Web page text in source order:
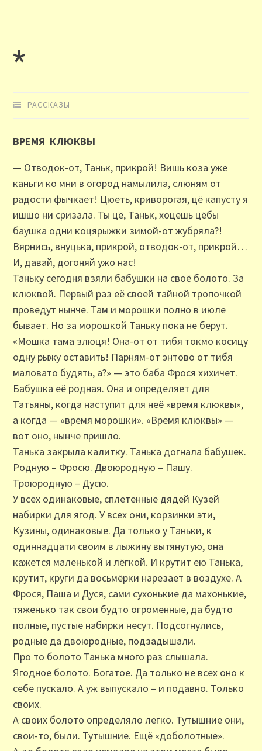
*
РАССКАЗЫ
ВРЕМЯ КЛЮКВЫ
— Отводок-от, Таньк, прикрой! Вишь коза уже
каньги ко мни в огород намылила, слюням от
радости фычкает! Цюеть, криворогая, цё капусту я
ишшо ни сризала. Ты цё, Таньк, хоцешь цёбы
баушка одни коцярыжки зимой-от жубряла?!
Вярнись, внуцька, прикрой, отводок-от, прикрой…
И, давай, догоняй ужо нас!
Таньку сегодня взяли бабушки на своё болото. За
клюквой. Первый раз её своей тайной тропочкой
проведут нынче. Там и морошки полно в июле
бывает. Но за морошкой Таньку пока не берут.
«Мошка тама злюця! Она-от от тибя токмо косицу
одну рыжу оставить! Парням-от энтово от тибя
маловато будять, а?» — это баба Фрося хихичет.
Бабушка её родная. Она и определяет для
Татьяны, когда наступит для неё «время клюквы»,
а когда — «время морошки». «Время клюквы» —
вот оно, нынче пришло.
Танька закрыла калитку. Танька догнала бабушек.
Родную – Фросю. Двоюродную – Пашу.
Троюродную – Дусю.
У всех одинаковые, сплетенные дядей Кузей
набирки для ягод. У всех они, корзинки эти,
Кузины, одинаковые. Да только у Таньки, к
одиннадцати своим в лыжину вытянутую, она
кажется маленькой и лёгкой. И крутит ею Танька,
крутит, круги да восьмёрки нарезает в воздухе. А
Фрося, Паша и Дуся, сами сухонькие да махонькие,
тяженько так свои будто огроменные, да будто
полные, пустые набирки несут. Подсогнулись,
родные да двоюродные, подзадышали.
Про то болото Танька много раз слышала.
Ягодное болото. Богатое. Да только не всех оно к
себе пускало. А уж выпускало – и подавно. Только
своих.
А своих болото определяло легко. Тутышние они,
свои-то, были. Тутышние. Ещё «доболотные».